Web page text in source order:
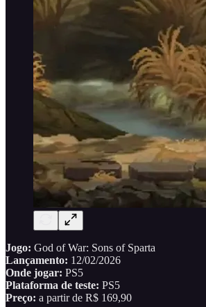
Jogo: God of War: Sons of Sparta
Lançamento: 12/02/2026
Onde jogar: PS5
Plataforma de teste: PS5
Preço: a partir de R$ 169,90